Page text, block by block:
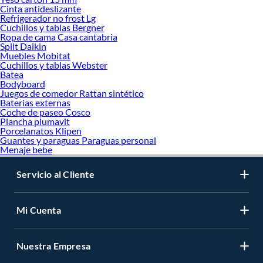
Cinta antideslizante
Refrigerador no frost Lg
Cuchillos y tablas Bergner
Ropa de cama Casa cantabria
Split Daikin
Muebles Mobitat
Cuchillos y tablas Webster
Batea
Bodyboard
Juegos de comedor Rattan sintético
Baterias externas
Coche de paseo Cosco
Plancha plumavit
Porcelanatos Klipen
Guantes y paraguas Paraguas personal
Menaje bebe
Servicio al Cliente
Mi Cuenta
Nuestra Empresa